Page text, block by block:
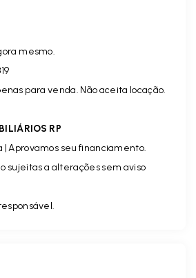
mesmo.
para venda. Não aceita locação.
RP
| Aprovamos seu financiamento.
sujeitas a alterações sem aviso